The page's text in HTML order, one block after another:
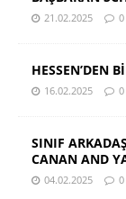
21.02.2025 0
HESSEN’DEN
16.02.2025 0
SINIF
CANAN AND
04.02.2025 0